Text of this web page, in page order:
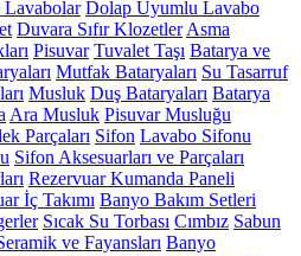
Lavabolar Dolap Uyumlu Lavabo
Duvara Sıfır Klozetler Asma
Pisuvar Tuvalet Taşı Batarya ve
Mutfak Bataryaları Su Tasarruf
Musluk Duş Bataryaları Batarya
Ara Musluk Pisuvar Musluğu
Parçaları Sifon Lavabo Sifonu
Sifon Aksesuarları ve Parçaları
Rezervuar Kumanda Paneli
İç Takımı Banyo Bakım Setleri
Sıcak Su Torbası Cımbız Sabun
ve Fayansları Banyo